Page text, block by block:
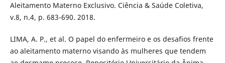
Aleitamento Materno Exclusivo. Ciência & Saúde Coletiva,
v.8, n.4, p. 683-690. 2018.
LIMA, A. P., et al. O papel do enfermeiro e os desafios frente
ao aleitamento materno visando às mulheres que tendem